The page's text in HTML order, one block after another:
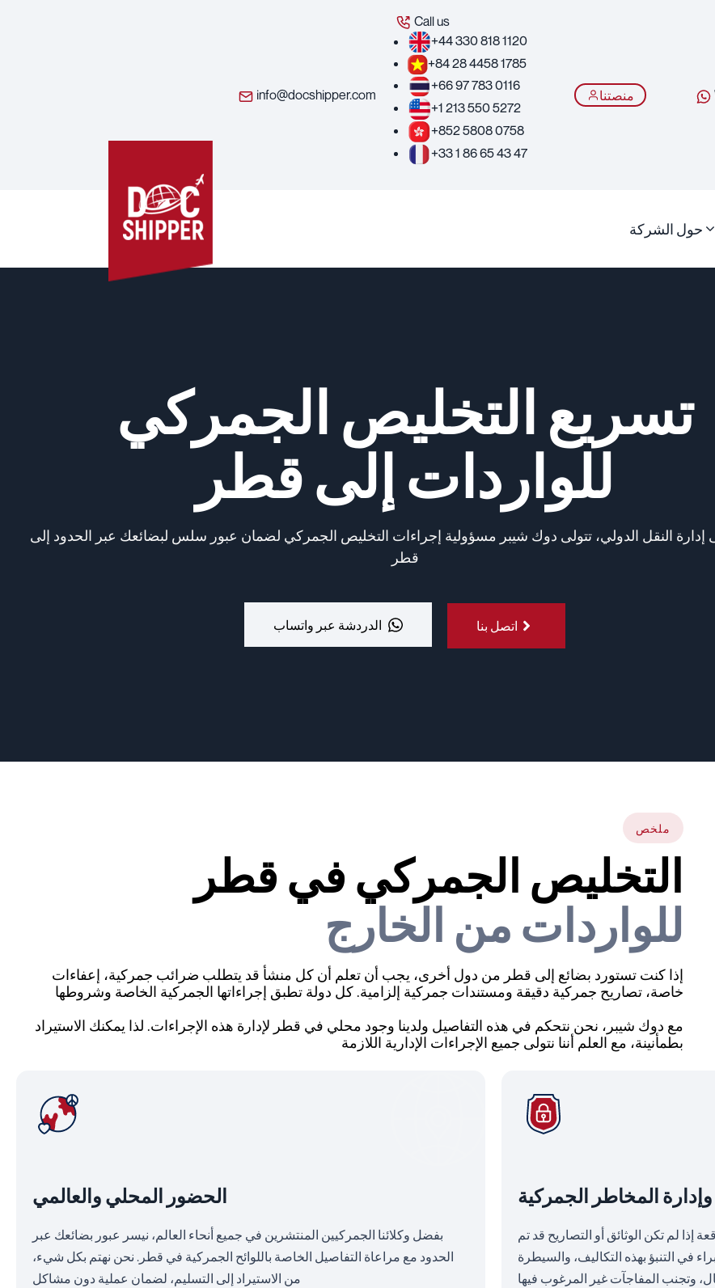
info@docshipper.com
Call us
+44 330 818 1120
+84 28 4458 1785
+66 97 783 0116
+1 213 550 5272
+852 5808 0758
+33 1 86 65 43 47
منصتنا
حول الشركة
تسريع التخليص الجمركي
للواردات إلى قطر
إدارة النقل الدولي، تتولى دوك شيبر مسؤولية إجراءات التخليص الجمركي لضمان عبور سلس لبضائعك عبر الحدود إلى
قطر
الدردشة عبر واتساب اتصل بنا
ملخص
التخليص الجمركي في قطر
للواردات من الخارج
إذا كنت تستورد بضائع إلى قطر من دول أخرى، يجب أن تعلم أن كل منشأ قد يتطلب ضرائب جمركية، إعفاءات
خاصة، تصاريح جمركية دقيقة ومستندات جمركية إلزامية. كل دولة تطبق إجراءاتها الجمركية الخاصة وشروطها
مع دوك شيبر، نحن نتحكم في هذه التفاصيل ولدينا وجود محلي في قطر لإدارة هذه الإجراءات. لذا يمكنك الاستيراد
بطمأنينة، مع العلم أننا نتولى جميع الإجراءات الإدارية اللازمة
الحضور المحلي والعالمي
بفضل وكلائنا الجمركيين المنتشرين في جميع أنحاء العالم، نيسر عبور بضائعك عبر
الحدود مع مراعاة التفاصيل الخاصة باللوائح الجمركية في قطر. نحن نهتم بكل شيء،
من الاستيراد إلى التسليم، لضمان عملية دون مشاكل
المخاطر الجمركية
إذا لم تكن الوثائق أو التصاريح قد تم
في التنبؤ بهذه التكاليف، والسيطرة
وتجنب المفاجآت غير المرغوب فيها